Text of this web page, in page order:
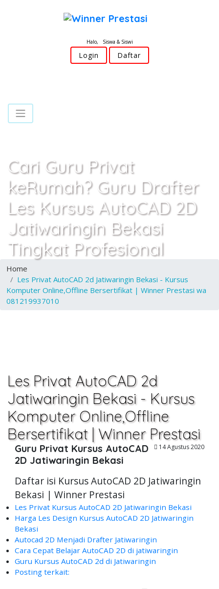
Halo, Siswa & Siswi
Login Daftar
Cari Guru Privat
keRumah? Guru Drafter
Les Kursus AutoCAD 2D
Jatiwaringin Bekasi
Tingkat Profesional
Home
Les Privat AutoCAD 2d Jatiwaringin Bekasi - Kursus
Komputer Online,Offline Bersertifikat | Winner Prestasi wa
081219937010
Les Privat AutoCAD 2d
Jatiwaringin Bekasi - Kursus
Komputer Online,Offline
Bersertifikat | Winner Prestasi
14 Agustus 2020
Guru Privat Kursus AutoCAD
2D Jatiwaringin Bekasi
Daftar isi Kursus AutoCAD 2D Jatiwaringin
Bekasi | Winner Prestasi
Les Privat Kursus AutoCAD 2D Jatiwaringin Bekasi
Harga Les Design Kursus AutoCAD 2D Jatiwaringin
Bekasi
Autocad 2D Menjadi Drafter Jatiwaringin
Cara Cepat Belajar AutoCAD 2D di jatiwaringin
Guru Kursus AutoCAD 2d di Jatiwaringin
Posting terkait: